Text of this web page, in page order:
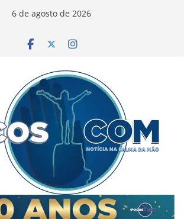
6 de agosto de 2026